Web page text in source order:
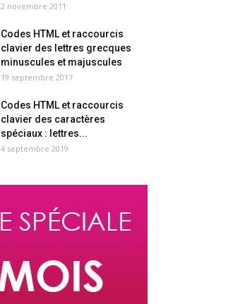
2 novembre 2011
Codes HTML et raccourcis
clavier des lettres grecques
minuscules et majuscules
19 septembre 2017
Codes HTML et raccourcis
clavier des caractères
spéciaux : lettres...
4 septembre 2019